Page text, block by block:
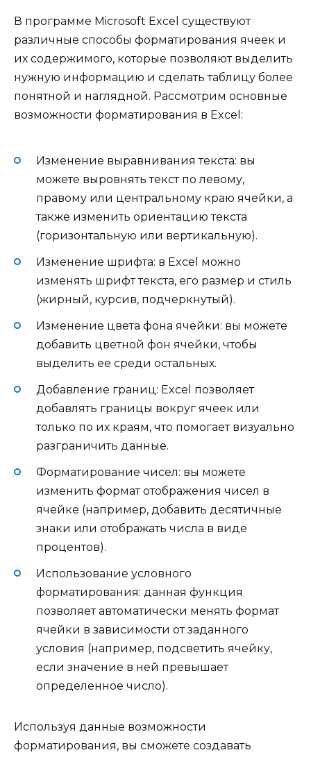
В программе Microsoft Excel существуют
различные способы форматирования ячеек и
их содержимого, которые позволяют выделить
нужную информацию и сделать таблицу более
понятной и наглядной. Рассмотрим основные
возможности форматирования в Excel:
Изменение выравнивания текста: вы
можете выровнять текст по левому,
правому или центральному краю ячейки, а
также изменить ориентацию текста
(горизонтальную или вертикальную).
Изменение шрифта: в Excel можно
изменять шрифт текста, его размер и стиль
(жирный, курсив, подчеркнутый).
Изменение цвета фона ячейки: вы можете
добавить цветной фон ячейки, чтобы
выделить ее среди остальных.
Добавление границ: Excel позволяет
добавлять границы вокруг ячеек или
только по их краям, что помогает визуально
разграничить данные.
Форматирование чисел: вы можете
изменить формат отображения чисел в
ячейке (например, добавить десятичные
знаки или отображать числа в виде
процентов).
Использование условного
форматирования: данная функция
позволяет автоматически менять формат
ячейки в зависимости от заданного
условия (например, подсветить ячейку,
если значение в ней превышает
определенное число).
Используя данные возможности
форматирования, вы сможете создавать